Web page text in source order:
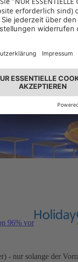
96% vor
- nur solange der